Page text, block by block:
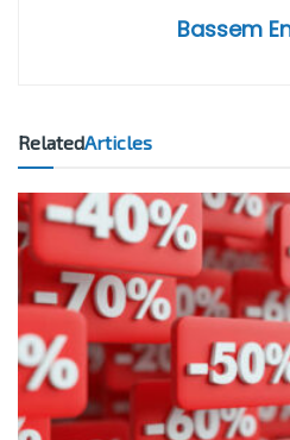
Bassem
RelatedArticles